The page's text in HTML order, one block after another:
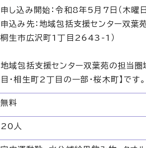
申し込み開始：令和8年5月7日（木曜日
申込み先：地域包括支援センター双葉
桐生市広沢町1丁目2643-1）
地域包括支援センター双葉苑の担当圏
目・相生町2丁目の一部・桜木町】です。
無料
20人